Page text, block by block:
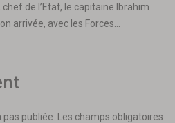
chef de l’Etat, le capitaine Ibrahim
arrivée, avec les Forces…
publiée.
Les champs obligatoires